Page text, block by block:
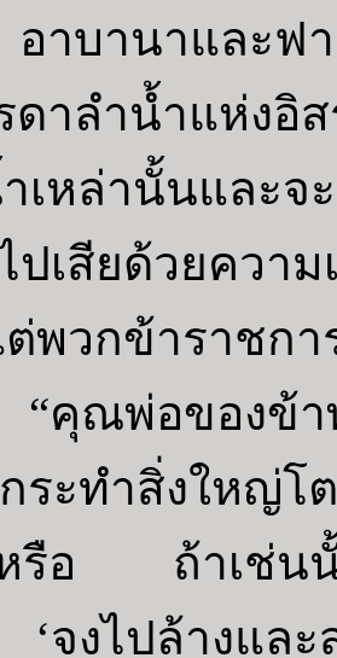
บานาและฟา
ดาลำน้ำแห่งอิ
เหล่านั้นและจ
ปเสียด้วยความ
พวกข้าราชกา
“คุณพ่อของข้า
กระทำสิ่งให
รือ ถ้าเช่นนั้
จงไปล้างแล